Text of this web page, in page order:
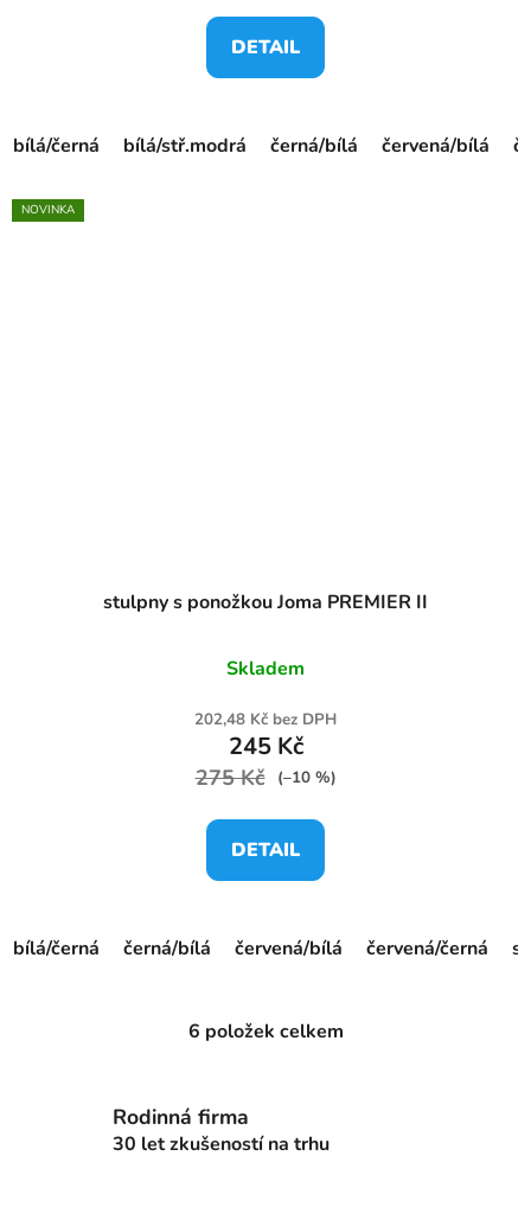
DETAIL
bílá/černá bílá/stř.modrá černá/bílá červená/bílá
NOVINKA
stulpny s ponožkou Joma PREMIER II
Skladem
202,48 Kč bez DPH
245 Kč
275 Kč (–10 %)
DETAIL
bílá/černá černá/bílá červená/bílá červená/černá
O
d
6 položek celkem
Rodinná firma
30 let zkušeností na trhu